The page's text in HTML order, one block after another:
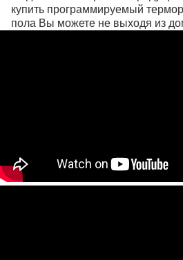
купить программируемый
пола Вы можете не выходя из